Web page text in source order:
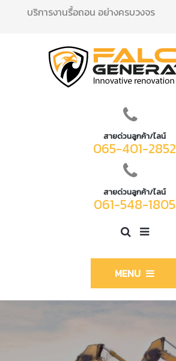
บริการงานรื้อถอน อย่างครบวงจร
สายด่วนลูกค้า/ไลน์
065-401-2852
สายด่วนลูกค้า/ไลน์
061-548-1805
MENU